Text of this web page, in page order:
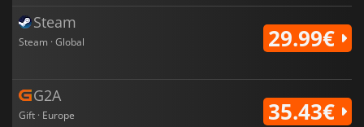
Steam
Steam · Global 29.99€
G2A
Gift · Europe 35.43€